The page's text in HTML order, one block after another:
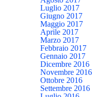
Luglio 2017
Giugno 2017
Maggio 2017
Aprile 2017
Marzo 2017
Febbraio 2017
Gennaio 2017
Dicembre 2016
Novembre 2016
Ottobre 2016
Settembre 2016